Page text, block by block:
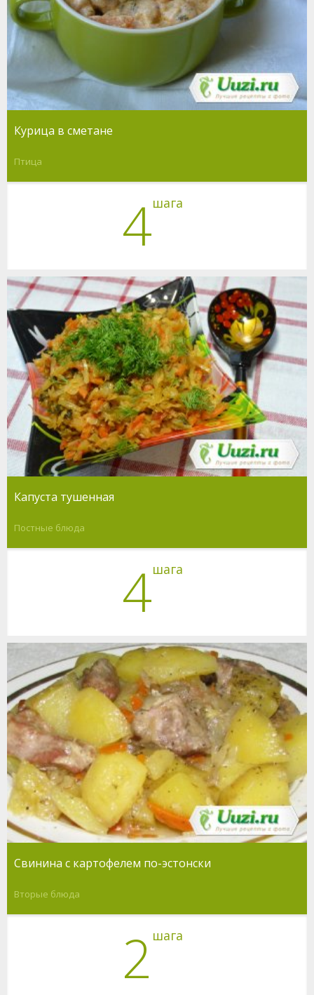
Курица в сметане
Птица
4шага
Капуста тушенная
Постные блюда
4шага
Свинина с картофелем по-эстонски
Вторые блюда
2 шага